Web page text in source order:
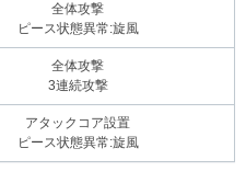
全体攻撃
ピース状態異常:旋風
全体攻撃
3連続攻撃
アタックコア設置
ピース状態異常:旋風